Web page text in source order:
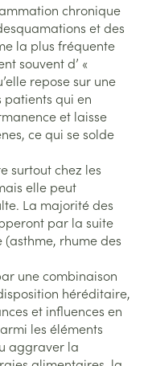
chronique
et des
la plus fréquente
souvent d’ «
repose sur une
patients qui en
et laisse
ce qui se solde
surtout chez les
elle peut
La majorité des
par la suite
(asthme, rhume des
une combinaison
héréditaire,
et influences en
les éléments
aggraver la